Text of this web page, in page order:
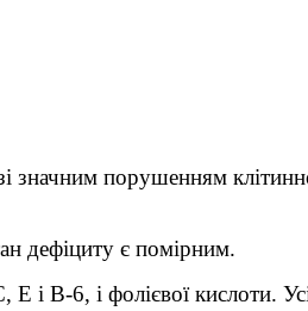
значним порушенням
дефіциту є помірним.
Е і В-6, і фолієвої кислоти.